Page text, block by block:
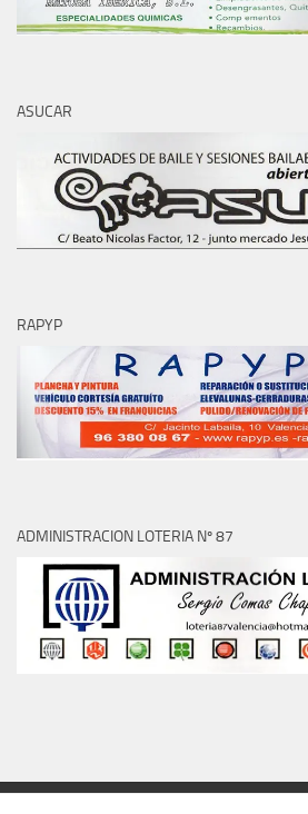
ASUCAR
RAPYP
ADMINISTRACION LOTERIA Nº 87